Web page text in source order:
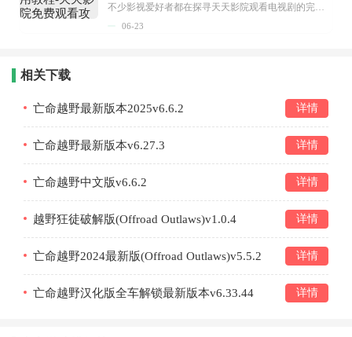
不少影视爱好者都在探寻天天影院观看电视剧的完整方法，结合最新平台使用规则，本篇新手入门攻略全面讲解观看渠道、检索流程、播放设置以及画面模式调整等实用内容。全文适配手机、电脑等主流设备，步骤简洁易懂，无论是初次使用的新手，还是想要优化观影体验的用户，都能参照内容快速上手，熟练掌握平台各项操作技巧，轻松畅享影视内容。...
06-23
相关下载
亡命越野最新版本2025v6.6.2 详情
亡命越野最新版本v6.27.3 详情
亡命越野中文版v6.6.2 详情
越野狂徒破解版(Offroad Outlaws)v1.0.4 详情
亡命越野2024最新版(Offroad Outlaws)v5.5.2 详情
亡命越野汉化版全车解锁最新版本v6.33.44 详情